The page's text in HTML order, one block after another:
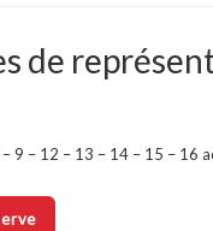
de
9 – 12 – 13 – 14 – 15 – 16